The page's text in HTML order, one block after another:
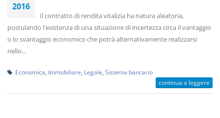
2016
Il contratto di rendita vitalizia ha natura aleatoria,
postulando l'esistenza di una situazione di incertezza circa il vantaggio
o lo svantaggio economico che potrà alternativamente realizzarsi
nello...
Economica Immobiliare Legale Sistema bancario
continua a leggere